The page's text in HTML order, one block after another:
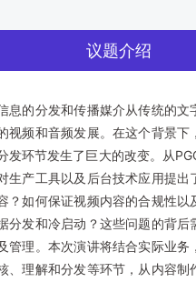
议题介绍
息的分发和传播媒介从传统的文
视频和音频发展。在这个背景下
发环节发生了巨大的改变。从
生产工具以及后台技术应用提出
？如何保证视频内容的合规性以
分发和冷启动？这些问题的背后
管理。本次演讲将结合实际业务
、理解和分发等环节，从内容制